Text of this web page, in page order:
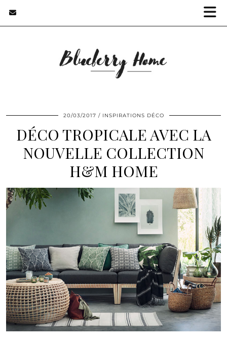
20/03/2017 INSPIRATIONS DÉCO
DÉCO TROPICALE AVEC LA
NOUVELLE COLLECTION
H&M HOME